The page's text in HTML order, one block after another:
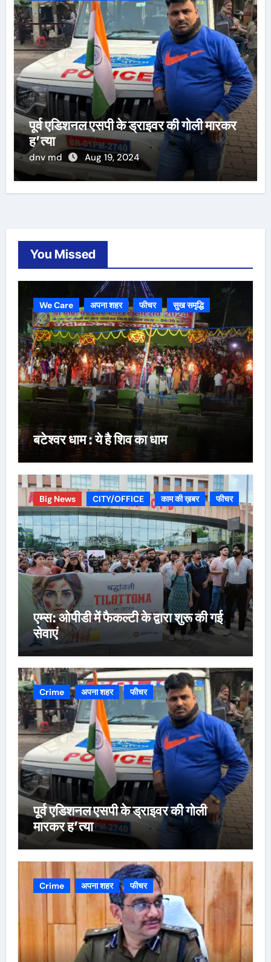
पूर्व एडिशनल एसपी के ड्राइवर की गोली मारकर
ह’त्या
dnv md Aug 19, 2024
You Missed
We Care अपना शहर फीचर सुख समृद्धि
बटेश्वर धाम : ये है शिव का धाम
Big News CITY/OFFICE काम की ख़बर फीचर
एम्स: ओपीडी में फैकल्टी के द्वारा शुरू की गई
सेवाएं
Crime अपना शहर फीचर
पूर्व एडिशनल एसपी के ड्राइवर की गोली
मारकर ह’त्या
Crime अपना शहर फीचर